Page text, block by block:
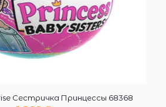
Сестричка Принцессы 68368